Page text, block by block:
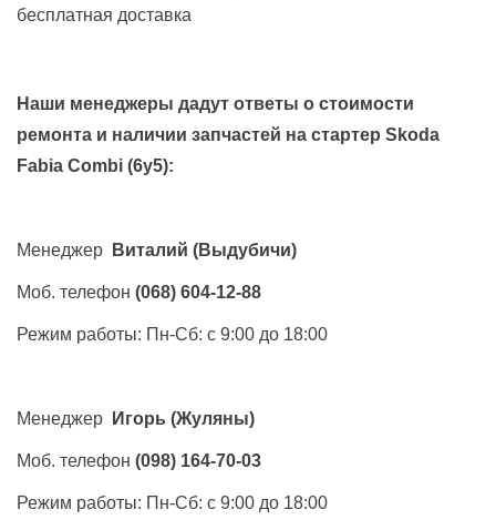
бесплатная доставка
Наши менеджеры дадут ответы о стоимости
ремонта и наличии запчастей на стартер Skoda
Fabia Combi (6y5):
Менеджер Виталий (Выдубичи)
Моб. телефон (068) 604-12-88
Режим работы: Пн-Сб: с 9:00 до 18:00
Менеджер Игорь (Жуляны)
Моб. телефон (098) 164-70-03
Режим работы: Пн-Сб: с 9:00 до 18:00